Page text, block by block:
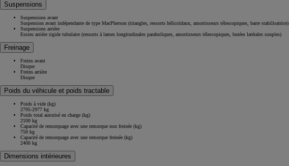
À partir de 42 200 € HT
Nouveau Toyota Hilux
100% ÉLECTRIQUE
La légende est de retour
Suspensions
Suspensions avant
Suspension avant indépendante de type MacPherson (triangles, ressorts hélicoïdaux, amortisseurs télescopiques, barre stabilisatrice)
Suspensions arrière
Essieu arrière rigide tubulaire (ressorts à lames longitudinales paraboliques, amortisseurs télescopiques, butées latérales souples)
Freinage
Freins avant
Disque
Freins arrière
Disque
Poids du véhicule et poids tractable
Poids à vide (kg)
2795-2977 kg
Poids total autorisé en charge (kg)
2100 kg
Capacité de remorquage avec une remorque non freinée (kg)
750 kg
Capacité de remorquage avec une remorque freinée (kg)
2400 kg
Dimensions intérieures